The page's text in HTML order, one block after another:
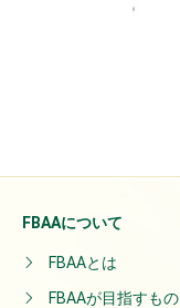
FBAAについて
FBAAとは
FBAAが目指すもの